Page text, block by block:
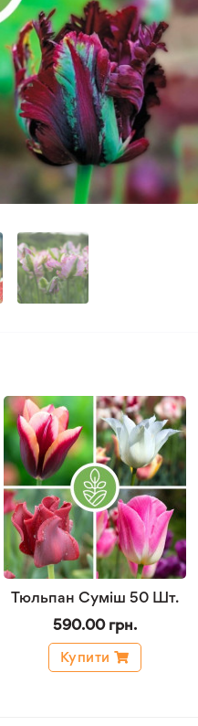
Тюльпан Суміш 50 Шт.
590.00 грн.
Купити